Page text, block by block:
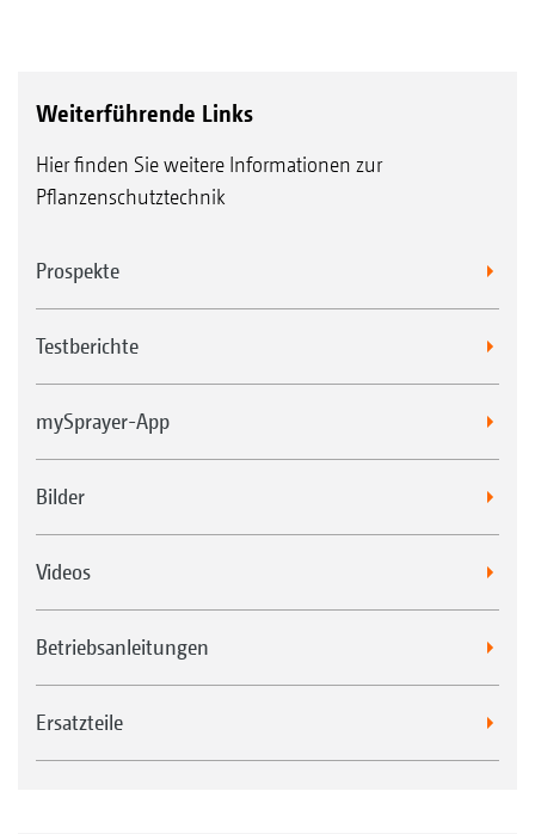
Weiterführende Links
Hier finden Sie weitere Informationen zur
Pflanzenschutztechnik
Prospekte
Testberichte
mySprayer-App
Bilder
Videos
Betriebsanleitungen
Ersatzteile